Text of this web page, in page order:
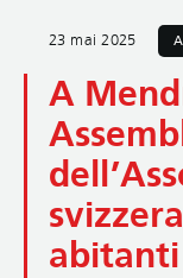
23 mai 2025
A
abitanti